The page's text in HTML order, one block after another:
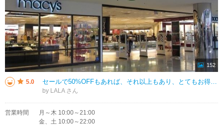
152
5.0 セールで50%OFFもあれば、それ以上もあり、とてもお得に買い物出来ました。入り口にあるメイシーズで観光客は10%OFFになるのを写メし、レジで見せると10%OFFになりますが、すでにセール品には適応されません。マイケルコ
by LALA
営業時間
月～木 10:00～21:00
金、土 10:00～22:00